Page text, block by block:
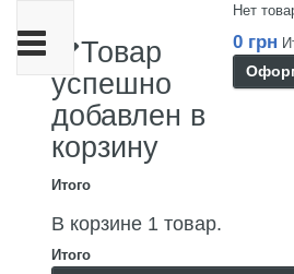
Нет
0 грн
Товар
успешно
добавлен в
корзину
Итого
В корзине 1 товар.
Итого
Переключить
навигации